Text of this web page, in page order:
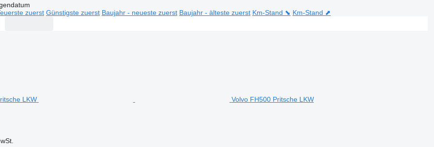
zuerst Günstigste zuerst Baujahr - neueste zuerst Baujahr - älteste zuerst Km-Stand ⬊ Km-Stand ⬈
Volvo FH500 Pritsche LKW